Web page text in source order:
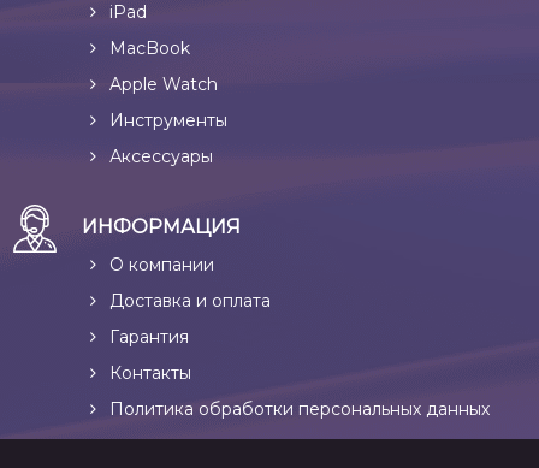
iPad
MacBook
Apple Watch
Инструменты
Аксессуары
ИНФОРМАЦИЯ
О компании
Доставка и оплата
Гарантия
Контакты
Политика обработки персональных данных